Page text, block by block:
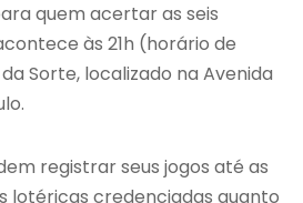
quem acertar as seis
às 21h (horário de
Sorte, localizado na Avenida
registrar seus jogos até as
lotéricas credenciadas quanto